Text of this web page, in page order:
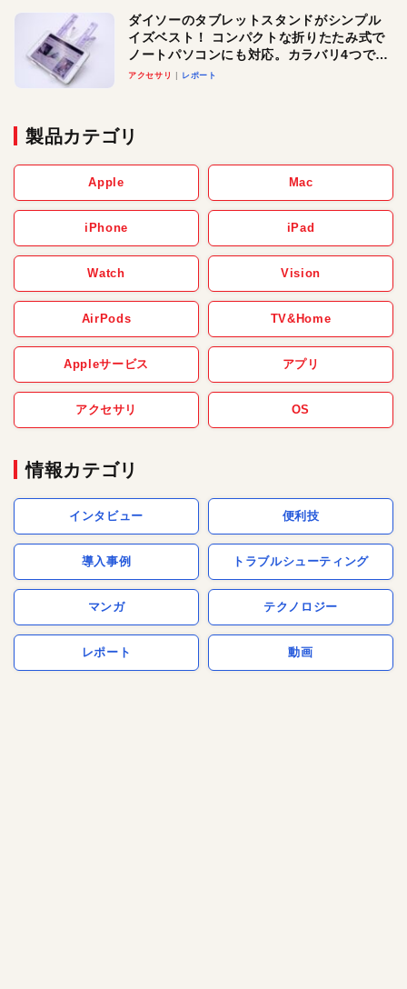
ダイソーのタブレットスタンドがシンプル
イズベスト！ コンパクトな折りたたみ式で
ノートパソコンにも対応。カラバリ4つで選
べる楽しさも
アクセサリ レポート
製品カテゴリ
Apple Mac
iPhone iPad
Watch Vision
AirPods TV&Home
Appleサービス アプリ
アクセサリ OS
情報カテゴリ
インタビュー 便利技
導入事例 トラブルシューティング
マンガ テクノロジー
レポート 動画